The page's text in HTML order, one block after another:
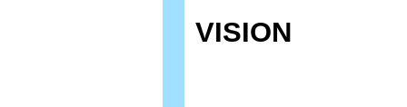
VISION